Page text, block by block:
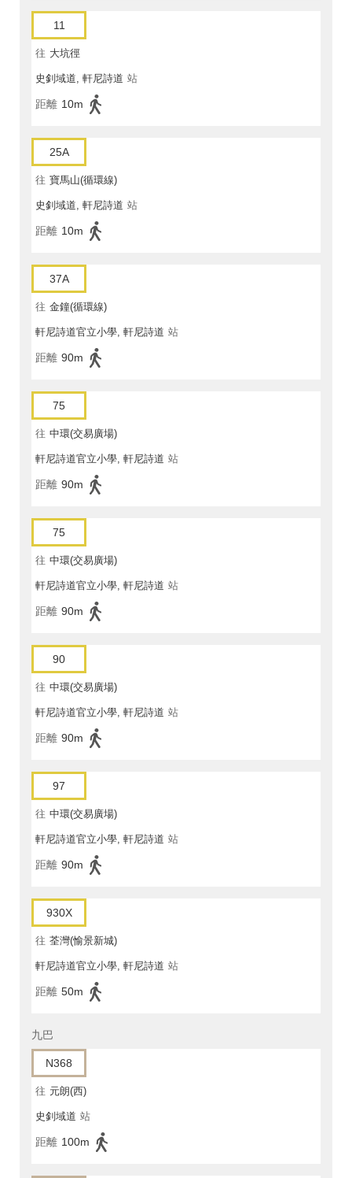
11
往 大坑徑
史釗域道, 軒尼詩道 站
距離 10m
25A
往 寶馬山(循環線)
史釗域道, 軒尼詩道 站
距離 10m
37A
往 金鐘(循環線)
軒尼詩道官立小學, 軒尼詩道 站
距離 90m
75
往 中環(交易廣場)
軒尼詩道官立小學, 軒尼詩道 站
距離 90m
75
往 中環(交易廣場)
軒尼詩道官立小學, 軒尼詩道 站
距離 90m
90
往 中環(交易廣場)
軒尼詩道官立小學, 軒尼詩道 站
距離 90m
97
往 中環(交易廣場)
軒尼詩道官立小學, 軒尼詩道 站
距離 90m
930X
往 荃灣(愉景新城)
軒尼詩道官立小學, 軒尼詩道 站
距離 50m
九巴
N368
往 元朗(西)
史釗域道 站
距離 100m